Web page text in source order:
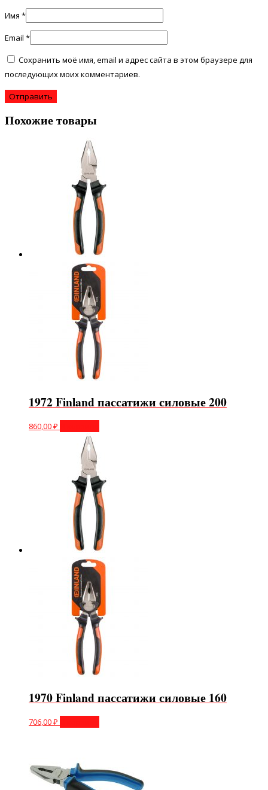
Имя *
Email *
Сохранить моё имя, email и адрес сайта в этом браузере для
последующих моих комментариев.
Похожие товары
1972 Finland пассатижи силовые 200
860,00₽
1970 Finland пассатижи силовые 160
706,00₽